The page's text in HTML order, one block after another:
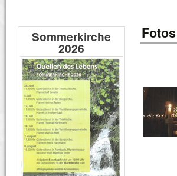
Sommerkirche
2026